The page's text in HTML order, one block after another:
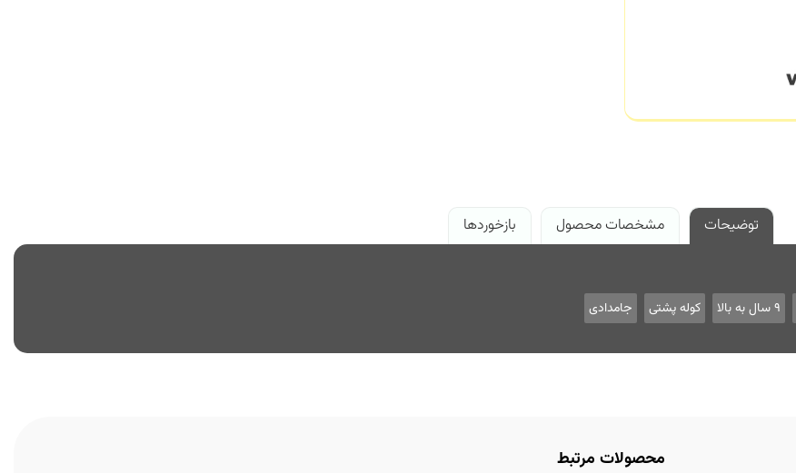
توضیحات مشخصات محصول بازخوردها
9 سال به بالا کوله پشتی جامدادی
محصولات مرتبط